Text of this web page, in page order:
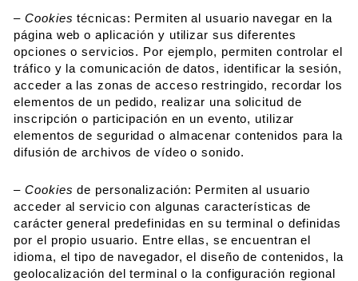
– Cookies técnicas: Permiten al usuario navegar en la
página web o aplicación y utilizar sus diferentes
opciones o servicios. Por ejemplo, permiten controlar el
tráfico y la comunicación de datos, identificar la sesión,
acceder a las zonas de acceso restringido, recordar los
elementos de un pedido, realizar una solicitud de
inscripción o participación en un evento, utilizar
elementos de seguridad o almacenar contenidos para la
difusión de archivos de vídeo o sonido.
– Cookies de personalización: Permiten al usuario
acceder al servicio con algunas características de
carácter general predefinidas en su terminal o definidas
por el propio usuario. Entre ellas, se encuentran el
idioma, el tipo de navegador, el diseño de contenidos, la
geolocalización del terminal o la configuración regional